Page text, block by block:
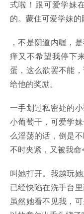
式啦！跟可爱学妹
的。蒙住可爱学妹
，不是阴道内喔，
痒又不希望我停下
蛋，这么欲罢不能
给他的奖励。
一手划过私密处的
小葡萄干，可爱学
么淫荡的话，倒是
不时夹紧，又被我
叫她打开。我越玩
已经快陷在洗手台
虽然她看不见我，